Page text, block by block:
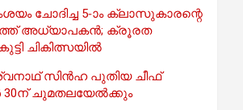
ചോദിച്ച 5-ാം ക്ലാസുകാരന്റെ
അധ്യാപകൻ; ക്രൂരത
ചികിത്സയിൽ
സിൻഹ പുതിയ ചീഫ്
30ന് ചുമതലയേൽക്കും